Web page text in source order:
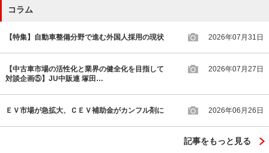
コラム
【特集】自動車整備分野で進む外国人採用の現状 2026年07月31日
【中古車市場の活性化と業界の健全化を目指して
対談企画⑤】JU中販連 塚田…
2026年07月27日
ＥＶ市場が急拡大、ＣＥＶ補助金がカンフル剤に 2026年06月26日
記事をもっと見る